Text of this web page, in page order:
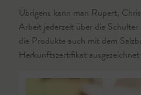
Übrigens kann man Rupert,
Arbeit jederzeit über die Schulter
die Produkte auch mit dem
Herkunftszertifikat ausgezeichnet